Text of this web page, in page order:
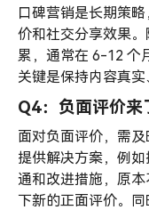
口碑营销是长期策
价和社交分享效果
累，通常在 6-12 个
关键是保持内容真实
Q4：负面评价来
面对负面评价，需
提供解决方案，例
通和改进措施，原
下新的正面评价。